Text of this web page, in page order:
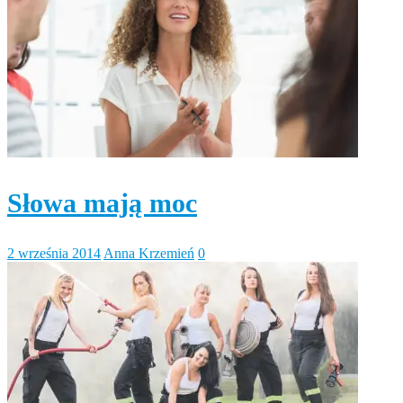
Słowa mają moc
2 września 2014 Anna Krzemień 0